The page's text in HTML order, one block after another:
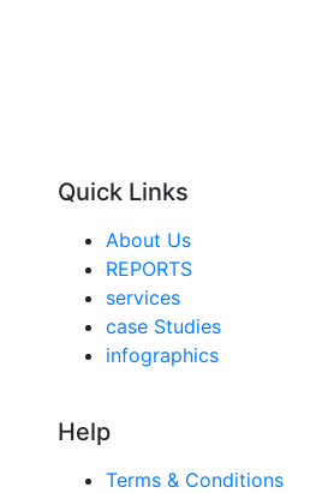
Quick Links
About Us
REPORTS
services
case Studies
infographics
Help
Terms & Conditions